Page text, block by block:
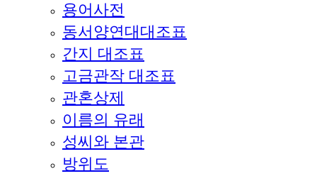
용어사전
동서양연대대조표
간지 대조표
고금관작 대조표
관혼상제
이름의 유래
성씨와 본관
방위도